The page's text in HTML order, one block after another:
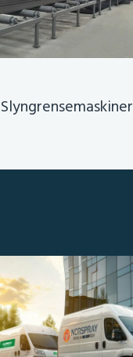
Slyngrensemaskiner